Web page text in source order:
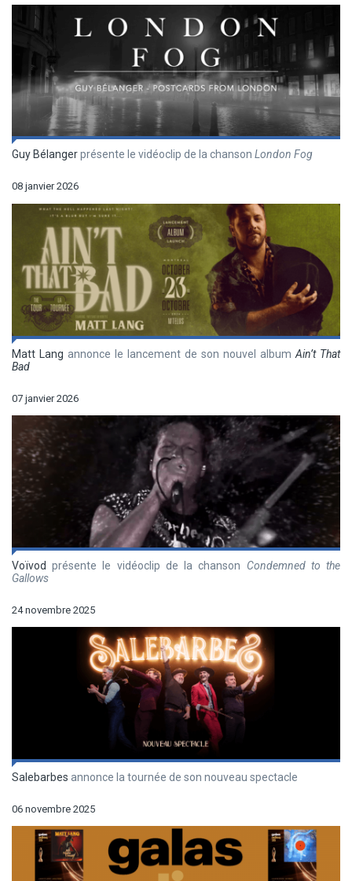
Guy Bélangerprésente le vidéoclip de la chanson London Fog
08 janvier 2026
Matt Lang annonce le lancement de son nouvel album Ain’t That
Bad
07 janvier 2026
Voïvod présente le vidéoclip de la chanson Condemned to the
Gallows
24 novembre 2025
Salebarbes annonce la tournée de son nouveau spectacle
06 novembre 2025